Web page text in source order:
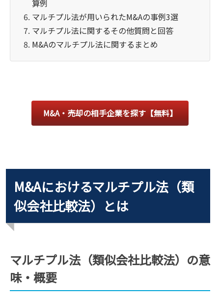
算例
マルチプル法が用いられたM&Aの事例3選
マルチプル法に関するその他質問と回答
M&Aのマルチプル法に関するまとめ
M&A・売却の相手企業を探す【無料】
M&Aにおけるマルチプル法（類
似会社比較法）とは
マルチプル法（類似会社比較法）の意
味・概要